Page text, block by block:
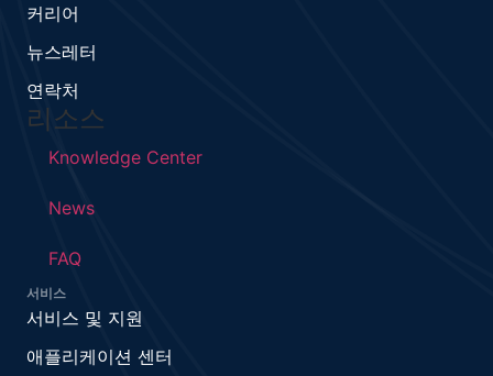
커리어
뉴스레터
연락처
리소스
Knowledge Center
News
FAQ
서비스
서비스 및 지원
애플리케이션 센터